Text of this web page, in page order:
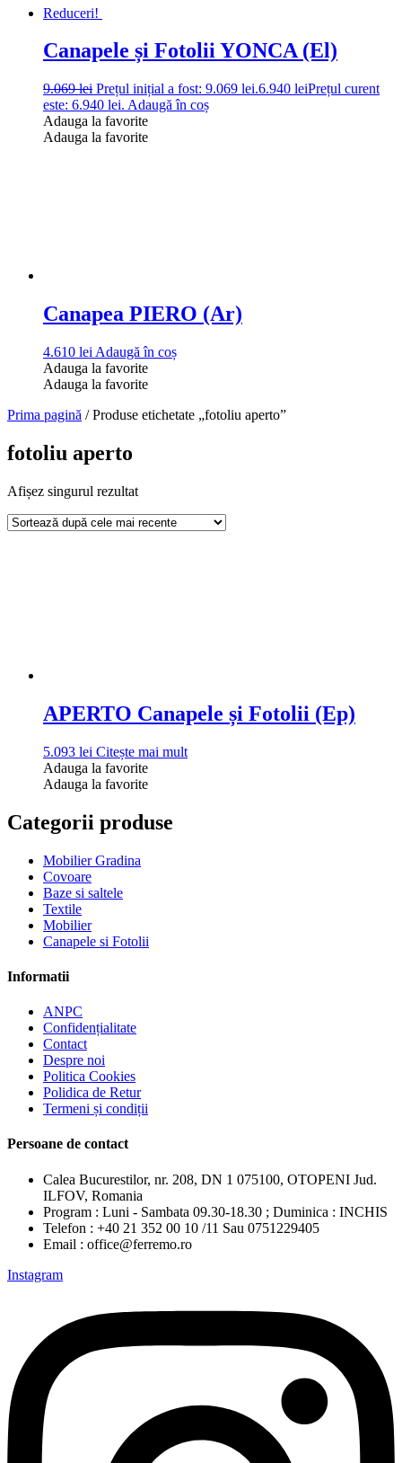
Reduceri!
Canapele și Fotolii YONCA (El)
9.069lei Prețul inițial a fost: 9.069 lei.6.940 leiPrețul curent
este: 6.940 lei. Adaugă în coș
Adauga la favorite
Adauga la favorite
Canapea PIERO (Ar)
4.610 lei Adaugă în coș
Adauga la favorite
Adauga la favorite
Prima pagină / Produse etichetate „fotoliu aperto”
fotoliu aperto
Afișez singurul rezultat
APERTO Canapele și Fotolii (Ep)
5.093 lei Citește mai mult
Adauga la favorite
Adauga la favorite
Categorii produse
Mobilier Gradina
Covoare
Baze si saltele
Textile
Mobilier
Canapele si Fotolii
Informatii
ANPC
Confidențialitate
Contact
Despre noi
Politica Cookies
Polidica de Retur
Termeni și condiții
Persoane de contact
Calea Bucurestilor, nr. 208, DN 1 075100, OTOPENI Jud.
ILFOV, Romania
Program : Luni - Sambata 09.30-18.30 ; Duminica : INCHIS
Telefon : +40 21 352 00 10 /11 Sau 0751229405
Email : office@ferremo.ro
Instagram